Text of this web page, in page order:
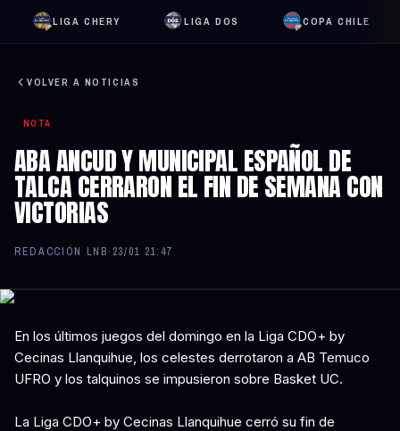
LIGA CHERY LIGA DOS COPA CHILE
VOLVER A NOTICIAS
NOTA
ABA ANCUD Y MUNICIPAL ESPAÑOL DE
TALCA CERRARON EL FIN DE SEMANA CON
VICTORIAS
REDACCIÓN LNB· 23/01 21:47
En los últimos juegos del domingo en la Liga CDO+ by
Cecinas Llanquihue, los celestes derrotaron a AB Temuco
UFRO y los talquinos se impusieron sobre Basket UC.
La Liga CDO+ by Cecinas Llanquihue cerró su fin de